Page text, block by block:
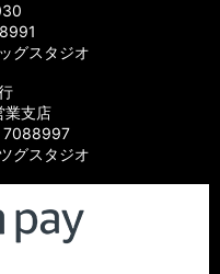
グスタジオ
業支店
グスタジオ